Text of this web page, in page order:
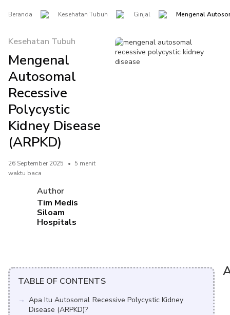
Beranda Kesehatan Tubuh Ginjal Mengenal
Kesehatan Tubuh
Mengenal
Autosomal
Recessive
Polycystic
Kidney Disease
(ARPKD)
26 September 2025 • 5 menit
waktu baca
Author
Tim Medis
Siloam
Hospitals
TABLE OF CONTENTS
Apa Itu Autosomal Recessive Polycystic Kidney
Disease (ARPKD)?